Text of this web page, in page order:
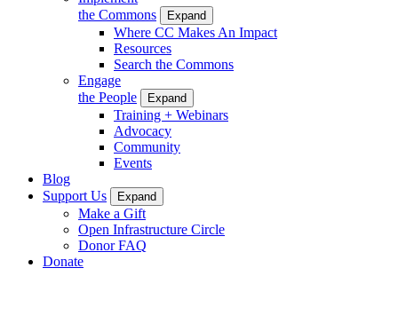
the Commons
Expand
Where CC Makes An Impact
Resources
Search the Commons
Engage
the People
Expand
Training + Webinars
Advocacy
Community
Events
Blog
Support Us
Expand
Make a Gift
Open Infrastructure Circle
Donor FAQ
Donate